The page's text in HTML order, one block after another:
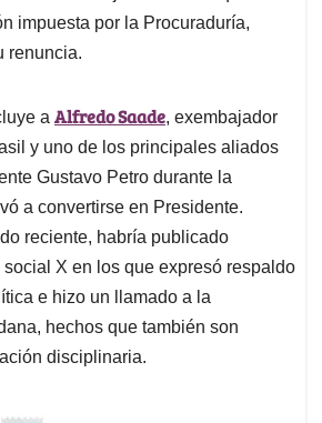
impuesta por la Procuraduría,
renuncia.
a Alfredo Saade, exembajador
y uno de los principales aliados
Gustavo Petro durante la
a convertirse en Presidente.
reciente, habría publicado
X en los que expresó respaldo
e hizo un llamado a la
hechos que también son
disciplinaria.